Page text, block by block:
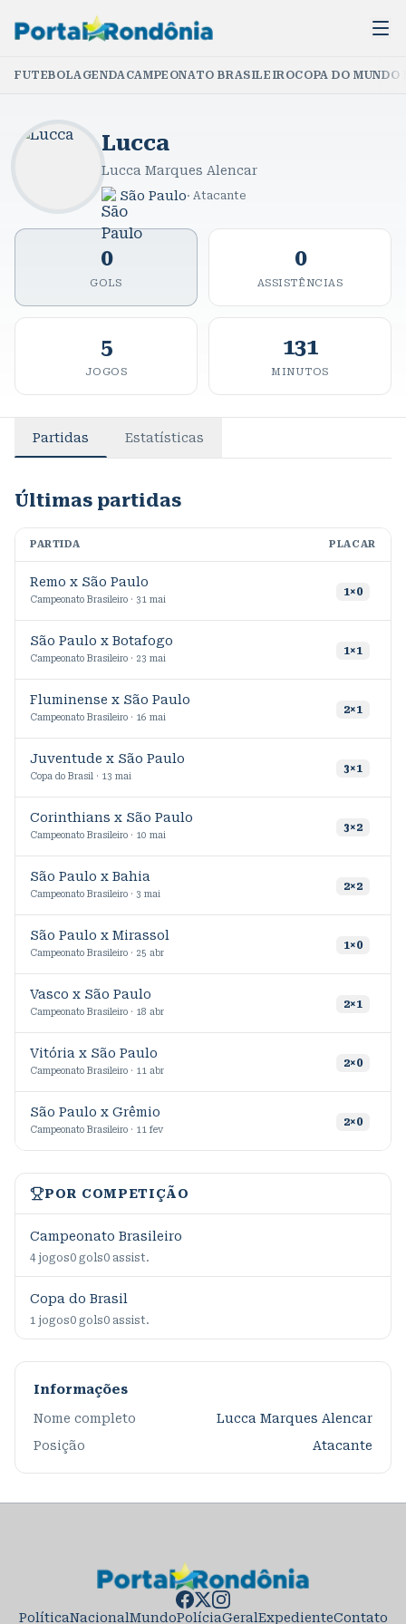
FUTEBOLAGENDACAMPEONATO BRASILEIROCOPA DO
Lucca
Lucca Marques Alencar
São Paulo· Atacante
0
GOLS
0
ASSISTÊNCIAS
5
JOGOS
131
MINUTOS
Partidas Estatísticas
Últimas partidas
PARTIDA PLACAR
Remo x São Paulo
Campeonato Brasileiro · 31 mai
1×0
São Paulo x Botafogo
Campeonato Brasileiro · 23 mai
1×1
Fluminense x São Paulo
Campeonato Brasileiro · 16 mai
2×1
Juventude x São Paulo
Copa do Brasil · 13 mai
3×1
Corinthians x São Paulo
Campeonato Brasileiro · 10 mai
3×2
São Paulo x Bahia
Campeonato Brasileiro · 3 mai
2×2
São Paulo x Mirassol
Campeonato Brasileiro · 25 abr
1×0
Vasco x São Paulo
Campeonato Brasileiro · 18 abr
2×1
Vitória x São Paulo
Campeonato Brasileiro · 11 abr
2×0
São Paulo x Grêmio
Campeonato Brasileiro · 11 fev
2×0
POR COMPETIÇÃO
Campeonato Brasileiro
4 jogos0 gols0 assist.
Copa do Brasil
1 jogos0 gols0 assist.
Informações
Nome completo
Lucca Marques Alencar
Posição
Atacante
PolíticaNacionalMundoPolíciaGeralExpedienteContato